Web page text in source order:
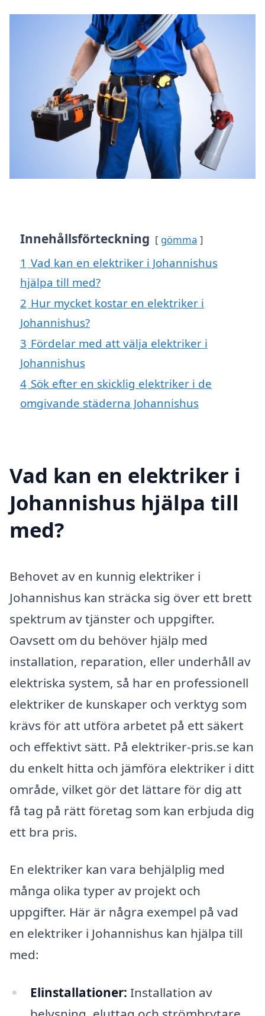
Innehållsförteckning gömma
1 Vad kan en elektriker i Johannishus
hjälpa till med?
2 Hur mycket kostar en elektriker i
Johannishus?
3 Fördelar med att välja elektriker i
Johannishus
4 Sök efter en skicklig elektriker i de
omgivande städerna Johannishus
Vad kan en elektriker i
Johannishus hjälpa till
med?
Behovet av en kunnig elektriker i
Johannishus kan sträcka sig över ett brett
spektrum av tjänster och uppgifter.
Oavsett om du behöver hjälp med
installation, reparation, eller underhåll av
elektriska system, så har en professionell
elektriker de kunskaper och verktyg som
krävs för att utföra arbetet på ett säkert
och effektivt sätt. På elektriker-pris.se kan
du enkelt hitta och jämföra elektriker i ditt
område, vilket gör det lättare för dig att
få tag på rätt företag som kan erbjuda dig
ett bra pris.
En elektriker kan vara behjälplig med
många olika typer av projekt och
uppgifter. Här är några exempel på vad
en elektriker i Johannishus kan hjälpa till
med:
Elinstallationer: Installation av